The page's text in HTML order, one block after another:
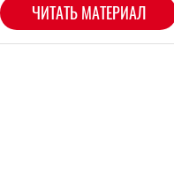
ЧИТАТЬ МАТЕРИАЛ